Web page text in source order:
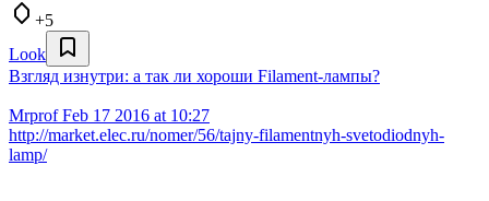
+5
Look
Взгляд изнутри: а так ли хороши Filament-лампы?
MrprofFeb 17 2016 at 10:27
http://market.elec.ru/nomer/56/tajny-filamentnyh-svetodiodnyh-
lamp/